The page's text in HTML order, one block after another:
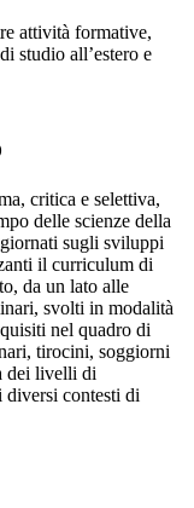
attività formative,
studio all’estero e
critica e selettiva,
delle scienze della
sugli sviluppi
il curriculum di
da un lato alle
svolti in modalità
nel quadro di
tirocini, soggiorni
dei livelli di
diversi contesti di